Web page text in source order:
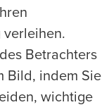
verleihen.
Betrachters
Bild, indem Sie
wichtige